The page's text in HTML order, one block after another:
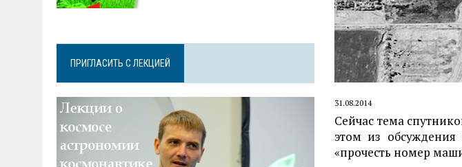
31.08.2014
Сейчас тема
этом из
«прочесть номер
ПРИГЛАСИТЬ С ЛЕКЦИЕЙ